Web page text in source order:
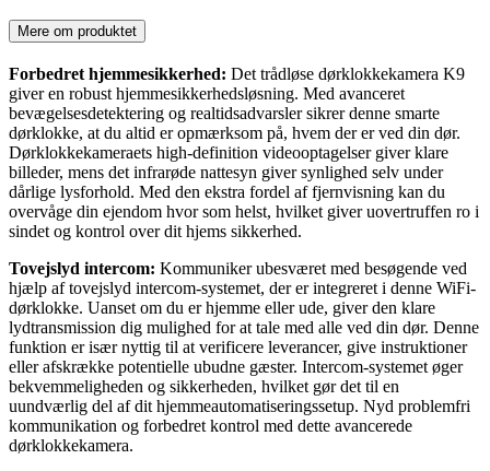
Mere om produktet
Forbedret hjemmesikkerhed: Det trådløse dørklokkekamera K9
giver en robust hjemmesikkerhedsløsning. Med avanceret
bevægelsesdetektering og realtidsadvarsler sikrer denne smarte
dørklokke, at du altid er opmærksom på, hvem der er ved din dør.
Dørklokkekameraets high-definition videooptagelser giver klare
billeder, mens det infrarøde nattesyn giver synlighed selv under
dårlige lysforhold. Med den ekstra fordel af fjernvisning kan du
overvåge din ejendom hvor som helst, hvilket giver uovertruffen ro i
sindet og kontrol over dit hjems sikkerhed.
Tovejslyd intercom: Kommuniker ubesværet med besøgende ved
hjælp af tovejslyd intercom-systemet, der er integreret i denne WiFi-
dørklokke. Uanset om du er hjemme eller ude, giver den klare
lydtransmission dig mulighed for at tale med alle ved din dør. Denne
funktion er især nyttig til at verificere leverancer, give instruktioner
eller afskrække potentielle ubudne gæster. Intercom-systemet øger
bekvemmeligheden og sikkerheden, hvilket gør det til en
uundværlig del af dit hjemmeautomatiseringssetup. Nyd problemfri
kommunikation og forbedret kontrol med dette avancerede
dørklokkekamera.